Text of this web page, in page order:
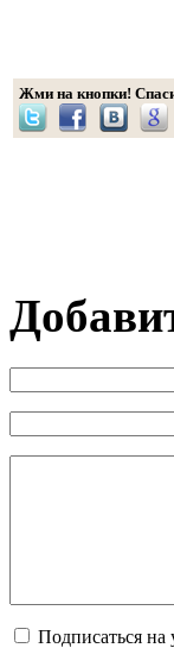
Жми на кнопки!
Подписаться на